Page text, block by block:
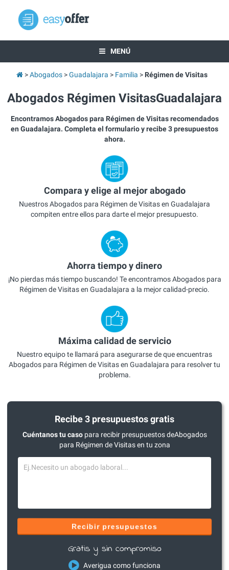
MENÚ
Abogados Guadalajara Familia Régimen de Visitas
Abogados Régimen VisitasGuadalajara
Encontramos Abogados para Régimen de Visitas recomendados
en Guadalajara. Completa el formulario y recibe 3 presupuestos
ahora.
Compara y elige al mejor abogado
Nuestros Abogados para Régimen de Visitas en Guadalajara
compiten entre ellos para darte el mejor presupuesto.
Ahorra tiempo y dinero
¡No pierdas más tiempo buscando! Te encontramos Abogados para
Régimen de Visitas en Guadalajara a la mejor calidad-precio.
Máxima calidad de servicio
Nuestro equipo te llamará para asegurarse de que encuentras
Abogados para Régimen de Visitas en Guadalajara para resolver tu
problema.
Recibe 3 presupuestos gratis
Cuéntanos tu casopara recibir presupuestos deAbogados
para Régimen de Visitas en tu zona
Recibir presupuestos
Gratis y sin compromiso
Averigua como funciona